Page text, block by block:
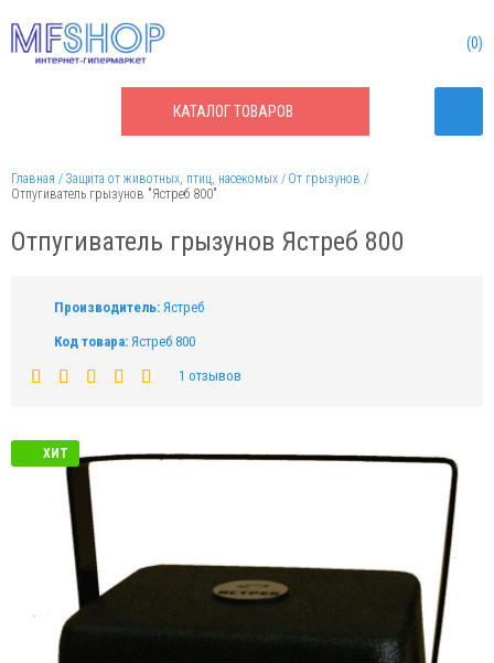
КАТАЛОГТОВАРОВ
0
Главная Защита от животных, птиц, насекомых
От грызунов
Отпугиватель грызунов "Ястреб 800"
Отпугиватель грызунов Ястреб 800
Производитель: Ястреб
Код товара: Ястреб 800
1 отзывов
ХИТ